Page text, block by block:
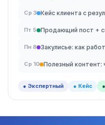
Ср 3 Кейс клиента с
Пт 5 Продающий пост +
Пн 8 Закулисье: как
Ср 10 Полезный контент:
● Экспертный ● Кейс